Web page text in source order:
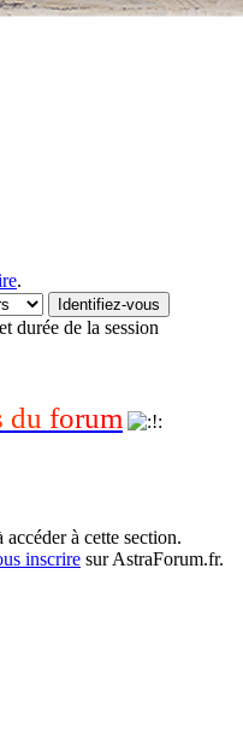
.
durée de la session
du forum
à cette section.
inscrire sur AstraForum.fr.